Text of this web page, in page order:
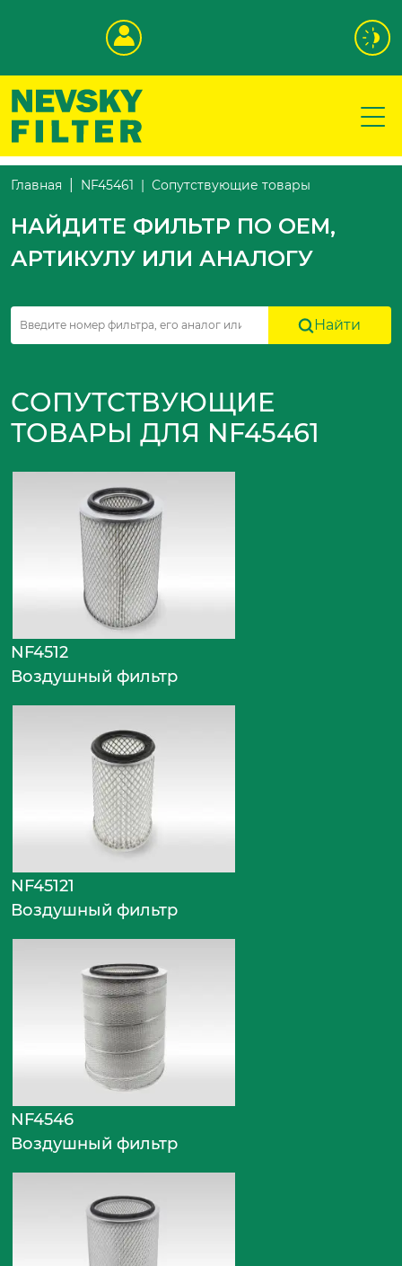
Главная NF45461 Сопутствующие товары
НАЙДИТЕ ФИЛЬТР ПО OEM,
АРТИКУЛУ ИЛИ АНАЛОГУ
Найти
СОПУТСТВУЮЩИЕ
ТОВАРЫ ДЛЯ NF45461
NF4512
Воздушный фильтр
NF45121
Воздушный фильтр
NF4546
Воздушный фильтр